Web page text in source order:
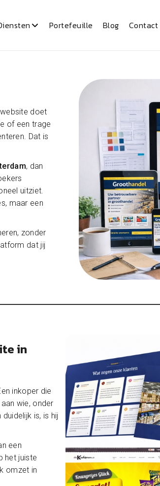
Portefeuille Blog Contact
doet
of een trage
Dat is
, dan
uitziet.
maar een
zonder
dat jij
in
inkoper die
wie, onder
is, is hij
een
het juiste
omzet in